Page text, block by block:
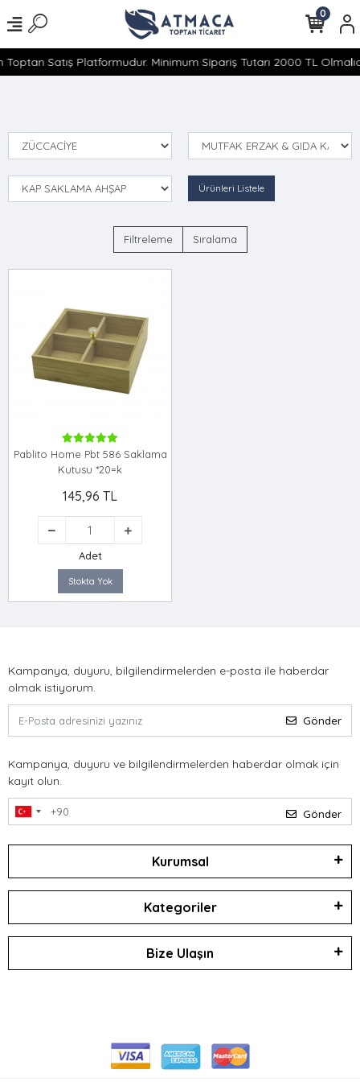
Satış Platformudur. Minimum Sipariş Tutarı 2000 TL
0
Ürünleri Listele
Filtreleme Sıralama
Pablito Home Pbt 586 Saklama
Kutusu *20=k
145,96 TL
Adet
Stokta Yok
Kampanya, duyuru, bilgilendirmelerden e-posta ile haberdar
olmak istiyorum.
Gönder
Kampanya, duyuru ve bilgilendirmelerden haberdar olmak için
kayıt olun.
Gönder
Kurumsal
Kategoriler
Bize Ulaşın